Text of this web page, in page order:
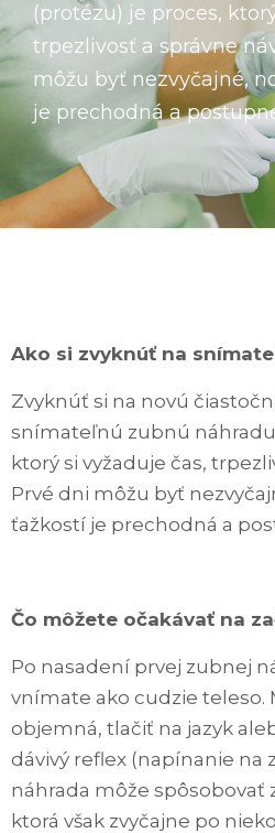
(protézu) je proces,
trpezlivosť a správne
môžu byť nezvyčajné,
je prechodná a
Ako si zvyknúť na
Zvyknúť si na novú
snímateľnú zubnú
ktorý si vyžaduje čas,
Prvé dni môžu byť
ťažkostí je prechodná a
Čo môžete očakávať na
Po nasadení prvej zubnej
vnímate ako cudzie teleso.
objemná, tlačiť na jazyk
dávivý reflex (napínanie na
náhrada môže spôsobovať
ktorá však zvyčajne po